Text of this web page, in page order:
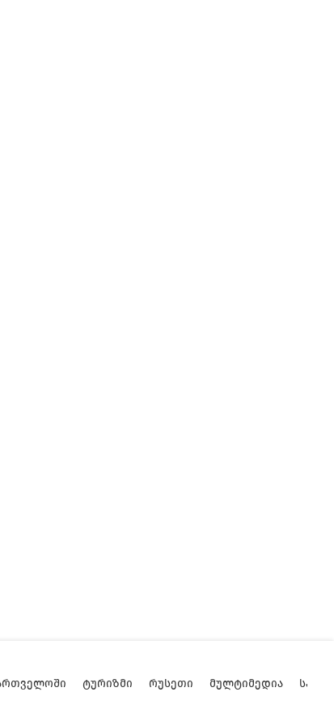
ᲢᲣᲠᲘᲖᲛᲘ ᲠᲣᲡᲔᲗᲘ ᲛᲣᲚᲢᲘᲛᲔᲓᲘᲐ